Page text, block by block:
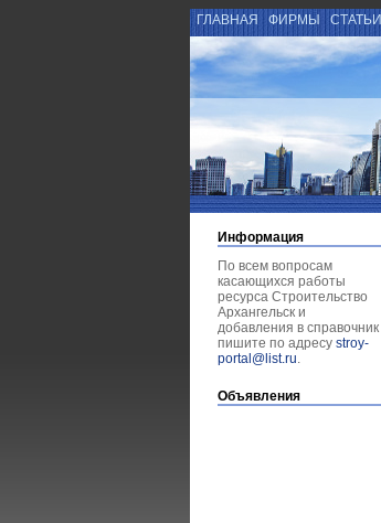
ГЛАВНАЯ ФИРМЫ СТАТЬИ
Информация
По всем вопросам
касающихся работы
ресурса Строительство
Архангельск и
добавления в справочник
пишите по адресу stroy-
portal@list.ru.
Объявления